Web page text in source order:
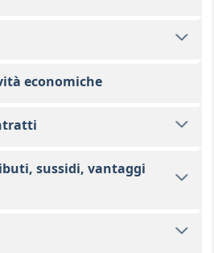
economiche
sussidi, vantaggi